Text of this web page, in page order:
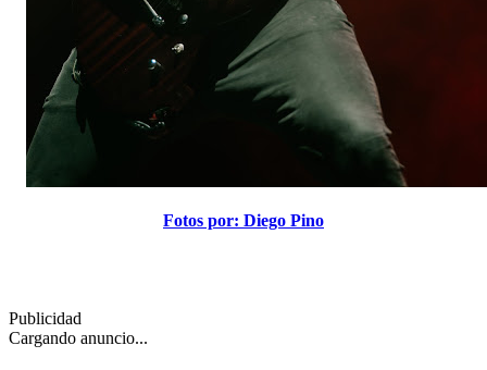
Fotos por: Diego Pino
Publicidad
Cargando anuncio...